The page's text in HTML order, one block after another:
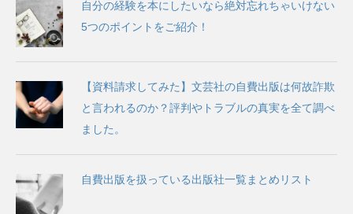
自分の経験を本にしたいなら絶対忘れちゃいけない
5つのポイントをご紹介！
【資料請求してみた】文芸社の自費出版は何故詐欺
と言われるのか？評判やトラブルの真実を全て調べ
ました。
自費出版を扱っている出版社一覧まとめリスト